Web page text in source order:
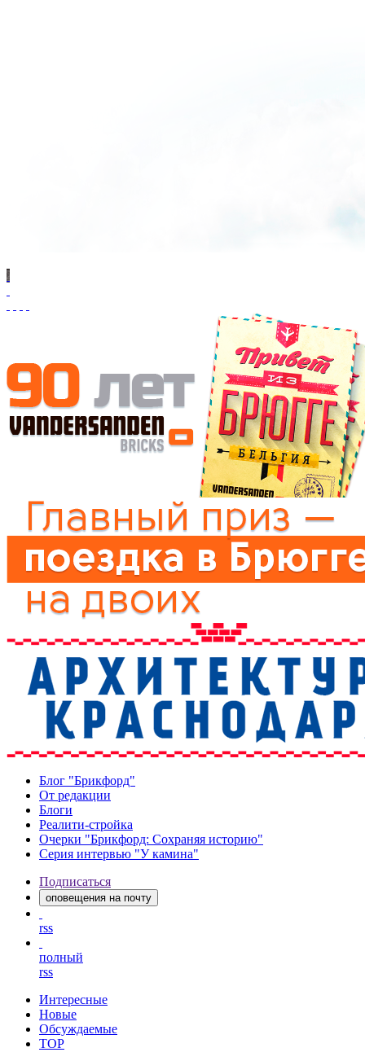
Блог "Брикфорд"
От редакции
Блоги
Реалити-стройка
Очерки "Брикфорд: Сохраняя историю"
Серия интервью "У камина"
Подписаться
оповещения на почту
rss
полный
rss
Интересные
Новые
Обсуждаемые
TOP